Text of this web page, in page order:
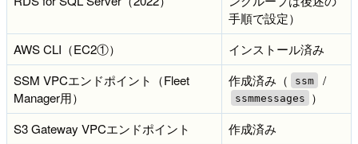
手順で設定）
AWS CLI（EC2①）
インストール済み
SSM VPCエンドポイント（Fleet
Manager用）
作成済み（ ssm /
ssmmessages
）
S3 Gateway VPCエンドポイント
作成済み